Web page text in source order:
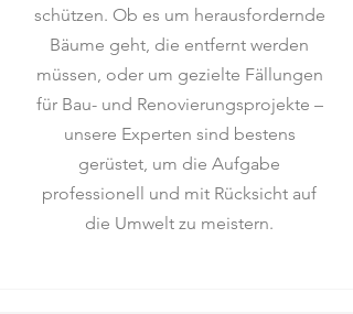
schützen. Ob es um herausfordernde
Bäume geht, die entfernt werden
müssen, oder um gezielte Fällungen
für Bau- und Renovierungsprojekte –
unsere Experten sind bestens
gerüstet, um die Aufgabe
professionell und mit Rücksicht auf
die Umwelt zu meistern.